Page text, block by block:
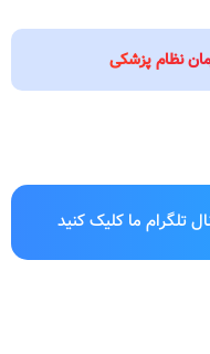
نظام پزشکی
تلگرام ما کلیک کنید